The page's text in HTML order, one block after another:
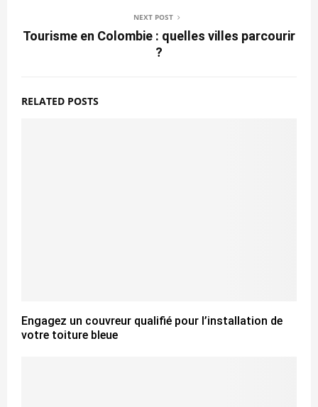
NEXT POST
Tourisme en Colombie : quelles villes parcourir
?
RELATED POSTS
Engagez un couvreur qualifié pour l’installation de
votre toiture bleue